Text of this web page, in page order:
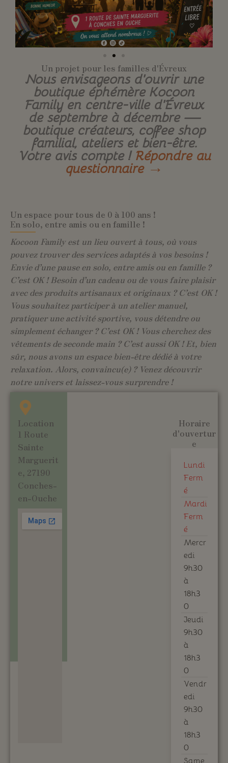
Un projet pour les familles d'Évreux
Nous envisageons d’ouvrir une
boutique éphémère Kocoon
Family en centre-ville d’Évreux
de septembre à décembre —
boutique créateurs, coffee shop
familial, ateliers et bien-être.
Votre avis compte !Répondre au
questionnaire →
Un espace pour tous de 0 à 100 ans !
En solo, entre amis ou en famille !
Kocoon Family est un lieu ouvert à tous, où vous
pouvez trouver des services adaptés à vos besoins !
Envie d’une pause en solo, entre amis ou en famille ?
C’est OK ! Besoin d’un cadeau ou de vous faire plaisir
avec des produits artisanaux et originaux ? C’est OK !
Vous souhaitez participer à un atelier manuel,
pratiquer une activité sportive, vous détendre ou
simplement échanger ? C’est OK ! Vous cherchez des
vêtements de seconde main ? C’est aussi OK ! Et, bien
sûr, nous avons un espace bien-être dédié à votre
relaxation. Alors, convaincu(e) ? Venez découvrir
notre univers et laissez-vous surprendre !
Location
1 Route
Sainte
Marguerit
e, 27190
Conches-
en-Ouche
Horaire
d'ouvertur
e
Lundi
Ferm
é
Mardi
Ferm
é
Mercr
edi
9h30
à
18h3
0
Jeudi
9h30
à
18h3
0
Vendr
edi
9h30
à
18h3
0